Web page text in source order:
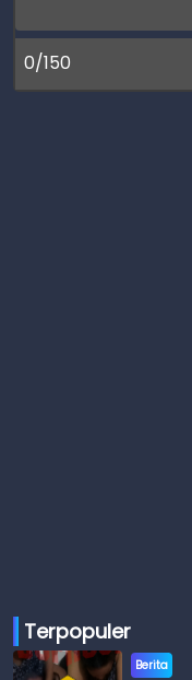
0/150
Terpopuler
Berita